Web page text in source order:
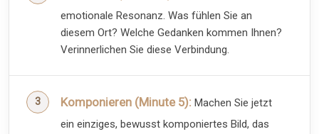
emotionale Resonanz. Was fühlen Sie an
diesem Ort? Welche Gedanken kommen Ihnen?
Verinnerlichen Sie diese Verbindung.
Komponieren (Minute 5): Machen Sie jetzt
ein einziges, bewusst komponiertes Bild, das